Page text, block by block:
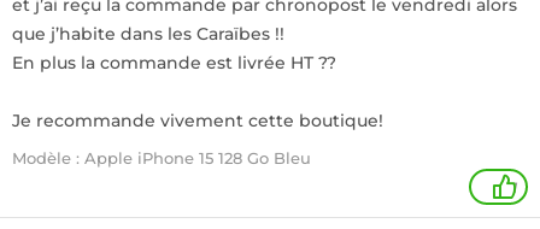
et j’ai reçu la commande par chronopost le vendredi alors
que j’habite dans les Caraïbes !!
En plus la commande est livrée HT ??
Je recommande vivement cette boutique!
Modèle : Apple iPhone 15 128 Go Bleu
1